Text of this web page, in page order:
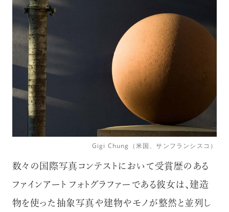
Gigi Chung（米国、サンフランシスコ）
数々の国際写真コンテストにおいて受賞歴のある
ファインアート フォトグラファーである彼女は、建造
物を使った抽象写真や建物やモノが整然と並列し